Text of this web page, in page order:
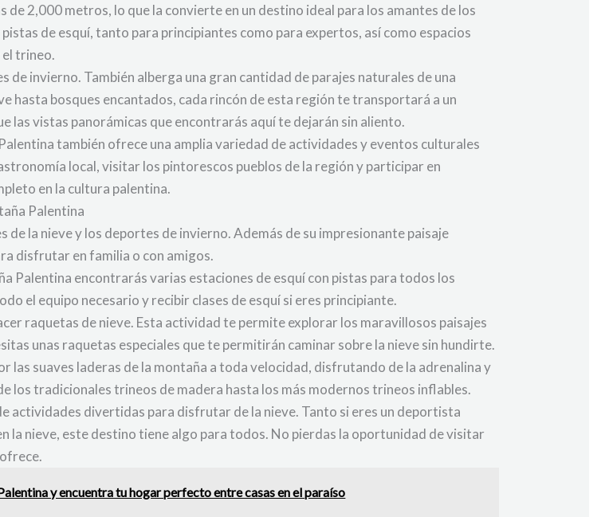
2,000 metros, lo que la convierte en un destino ideal para los amantes de los
de esquí, tanto para principiantes como para expertos, así como espacios
trineo.
invierno. También alberga una gran cantidad de parajes naturales de una
hasta bosques encantados, cada rincón de esta región te transportará a un
vistas panorámicas que encontrarás aquí te dejarán sin aliento.
también ofrece una amplia variedad de actividades y eventos culturales
local, visitar los pintorescos pueblos de la región y participar en
en la cultura palentina.
Palentina
la nieve y los deportes de invierno. Además de su impresionante paisaje
disfrutar en familia o con amigos.
Palentina encontrarás varias estaciones de esquí con pistas para todos los
el equipo necesario y recibir clases de esquí si eres principiante.
raquetas de nieve. Esta actividad te permite explorar los maravillosos paisajes
unas raquetas especiales que te permitirán caminar sobre la nieve sin hundirte.
suaves laderas de la montaña a toda velocidad, disfrutando de la adrenalina y
los tradicionales trineos de madera hasta los más modernos trineos inflables.
actividades divertidas para disfrutar de la nieve. Tanto si eres un deportista
la nieve, este destino tiene algo para todos. No pierdas la oportunidad de visitar
y encuentra tu hogar perfecto entre casas en el paraíso